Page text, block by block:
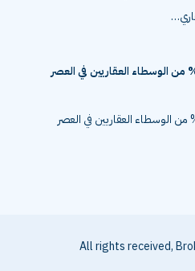
يفشل 90% من الوسطاء العقاريين في العصر
يفشل 90% من الوسطاء العقاريين في العصر